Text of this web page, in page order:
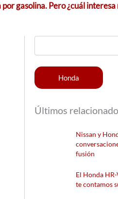
gasolina. Pero ¿cuál interesa
Honda
Últimos
Nissan y
fusión
El Honda
te contamos